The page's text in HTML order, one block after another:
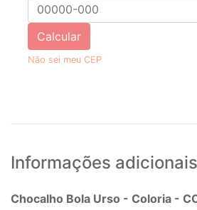
Calcular
Não sei meu CEP
Informações adicionais
Chocalho Bola Urso - Coloria -